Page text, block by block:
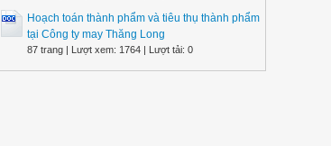
Hoạch toán thành phẩm và tiêu thụ thành phẩm
tại Công ty may Thăng Long
87 trang | Lượt xem: 1764 | Lượt tải: 0